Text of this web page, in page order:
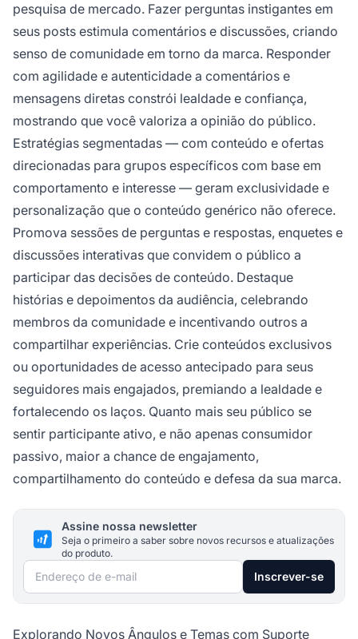
pesquisa de mercado. Fazer perguntas instigantes em
seus posts estimula comentários e discussões, criando
senso de comunidade em torno da marca. Responder
com agilidade e autenticidade a comentários e
mensagens diretas constrói lealdade e confiança,
mostrando que você valoriza a opinião do público.
Estratégias segmentadas — com conteúdo e ofertas
direcionadas para grupos específicos com base em
comportamento e interesse — geram exclusividade e
personalização que o conteúdo genérico não oferece.
Promova sessões de perguntas e respostas, enquetes e
discussões interativas que convidem o público a
participar das decisões de conteúdo. Destaque
histórias e depoimentos da audiência, celebrando
membros da comunidade e incentivando outros a
compartilhar experiências. Crie conteúdos exclusivos
ou oportunidades de acesso antecipado para seus
seguidores mais engajados, premiando a lealdade e
fortalecendo os laços. Quanto mais seu público se
sentir participante ativo, e não apenas consumidor
passivo, maior a chance de engajamento,
compartilhamento do conteúdo e defesa da sua marca.
Assine nossa newsletter
Seja o primeiro a saber sobre novos recursos e atualizações
do produto.
Endereço de e-mail Inscrever-se
Explorando Novos Ângulos e Temas com Suporte